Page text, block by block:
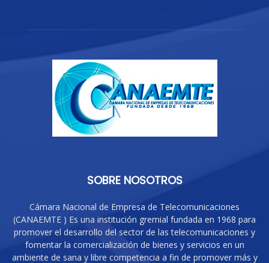
SOBRE NOSOTROS
Cámara Nacional de Empresa de Telecomunicaciones
(CANAEMTE ) Es una institución gremial fundada en 1968 para
promover el desarrollo del sector de las telecomunicaciones y
fomentar la comercialización de bienes y servicios en un
ambiente de sana y libre competencia a fin de promover más y